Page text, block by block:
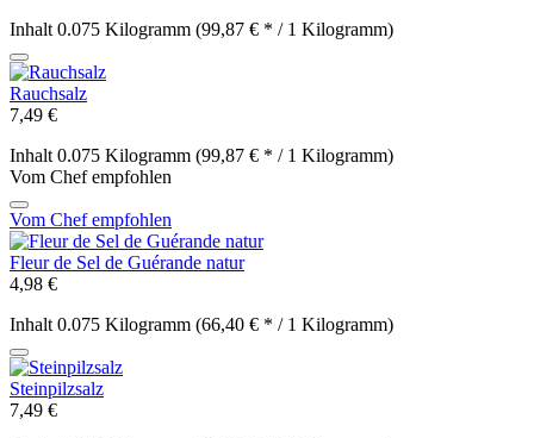
Inhalt 0.075 Kilogramm (99,87 € * / 1 Kilogramm)
Rauchsalz
7,49 €
Inhalt 0.075 Kilogramm (99,87 € * / 1 Kilogramm)
Vom Chef empfohlen
Vom Chef empfohlen
Fleur de Sel de Guérande natur
4,98 €
Inhalt 0.075 Kilogramm (66,40 € * / 1 Kilogramm)
Steinpilzsalz
7,49 €